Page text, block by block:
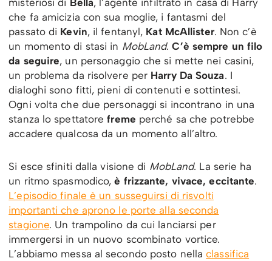
misteriosi di Bella, l’agente infiltrato in casa di Harry
che fa amicizia con sua moglie, i fantasmi del
passato di Kevin, il fentanyl, Kat McAllister. Non c’è
un momento di stasi in MobLand.C’è sempre un filo
da seguire, un personaggio che si mette nei casini,
un problema da risolvere per Harry Da Souza. I
dialoghi sono fitti, pieni di contenuti e sottintesi.
Ogni volta che due personaggi si incontrano in una
stanza lo spettatorefreme perché sa che potrebbe
accadere qualcosa da un momento all’altro.
Si esce sfiniti dalla visione di MobLand. La serie ha
un ritmo spasmodico,è frizzante, vivace, eccitante.
L’episodio finale è un susseguirsi di risvolti
importanti che aprono le porte alla seconda
stagione. Un trampolino da cui lanciarsi per
immergersi in un nuovo scombinato vortice.
L’abbiamo messa al secondo posto nellaclassifica